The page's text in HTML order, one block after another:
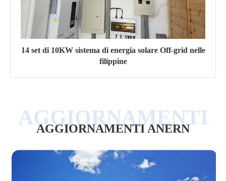
14 set di 10KW sistema di energia solare Off-grid nelle
filippine
AGGIORNAMENTI ANERN